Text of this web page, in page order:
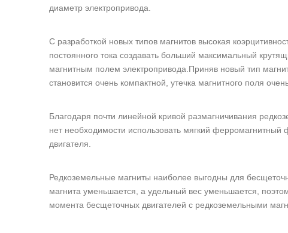
диаметр электропривода.
С разработкой новых типов магнитов высокая
постоянного тока создавать больший максимальный
магнитным полем электропривода.Приняв новый тип
становится очень компактной, утечка магнитного поля
Благодаря почти линейной кривой размагничивания
нет необходимости использовать мягкий
двигателя.
Редкоземельные магниты наиболее выгодны для
магнита уменьшается, а удельный вес уменьшается,
момента бесщеточных двигателей с редкоземельными